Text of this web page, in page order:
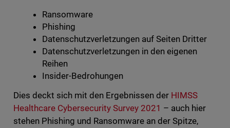
Ransomware
Phishing
Datenschutzverletzungen auf Seiten Dritter
Datenschutzverletzungen in den eigenen
Reihen
Insider-Bedrohungen
Dies deckt sich mit den Ergebnissen der HIMSS
Healthcare Cybersecurity Survey 2021 – auch hier
stehen Phishing und Ransomware an der Spitze,